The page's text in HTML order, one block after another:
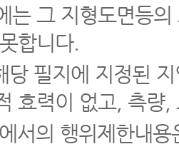
는 그 지형도면등
합니다.
당 필지에 지정된
효력이 없고, 측량
서의 행위제한내